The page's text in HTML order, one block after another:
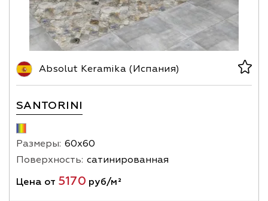
Absolut Keramika (Испания)
SANTORINI
Размеры: 60х60
Поверхность: сатинированная
Цена от 5170 руб/м²